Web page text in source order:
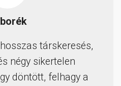
társkeresés,
négy sikertelen
döntött, felhagy a